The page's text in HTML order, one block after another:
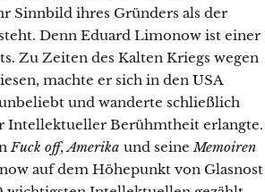
Sinnbild ihres Gründers als der
Denn Eduard Limonow ist einer
Zu Zeiten des Kalten Kriegs wegen
machte er sich in den USA
und wanderte schließlich
Intellektueller Berühmtheit erlangte.
Fuck off, Amerika und seineMemoiren
auf dem Höhepunkt von Glasnost